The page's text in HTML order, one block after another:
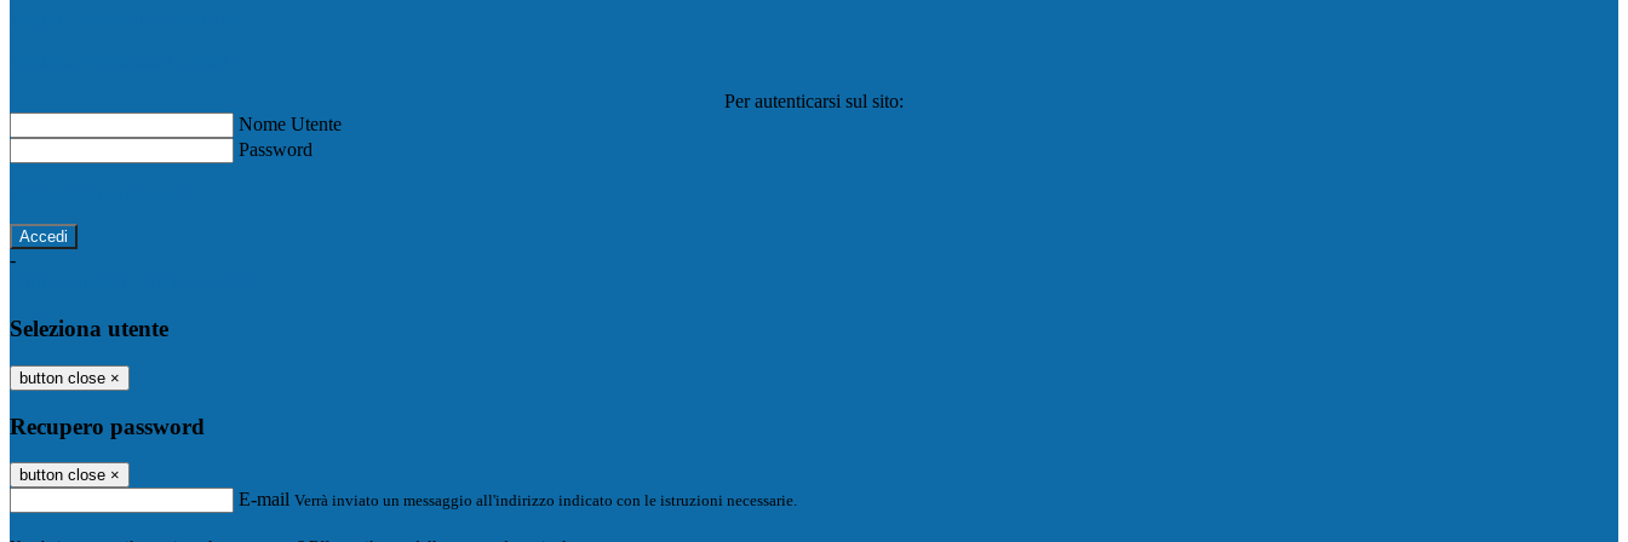
Per autenticarsi sul sito:
Nome Utente
Password
-
Seleziona utente
button close ×
Recupero password
button close ×
E-mail Verrà inviato un messaggio all'indirizzo indicato con le istruzioni necessarie.